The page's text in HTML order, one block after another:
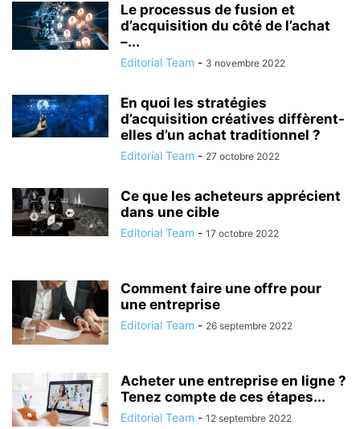
Le processus de fusion et
d’acquisition du côté de l’achat
–...
Editorial Team - 3 novembre 2022
En quoi les stratégies
d’acquisition créatives diffèrent-
elles d’un achat traditionnel ?
Editorial Team - 27 octobre 2022
Ce que les acheteurs apprécient
dans une cible
Editorial Team - 17 octobre 2022
Comment faire une offre pour
une entreprise
Editorial Team - 26 septembre 2022
Acheter une entreprise en ligne ?
Tenez compte de ces étapes...
Editorial Team - 12 septembre 2022